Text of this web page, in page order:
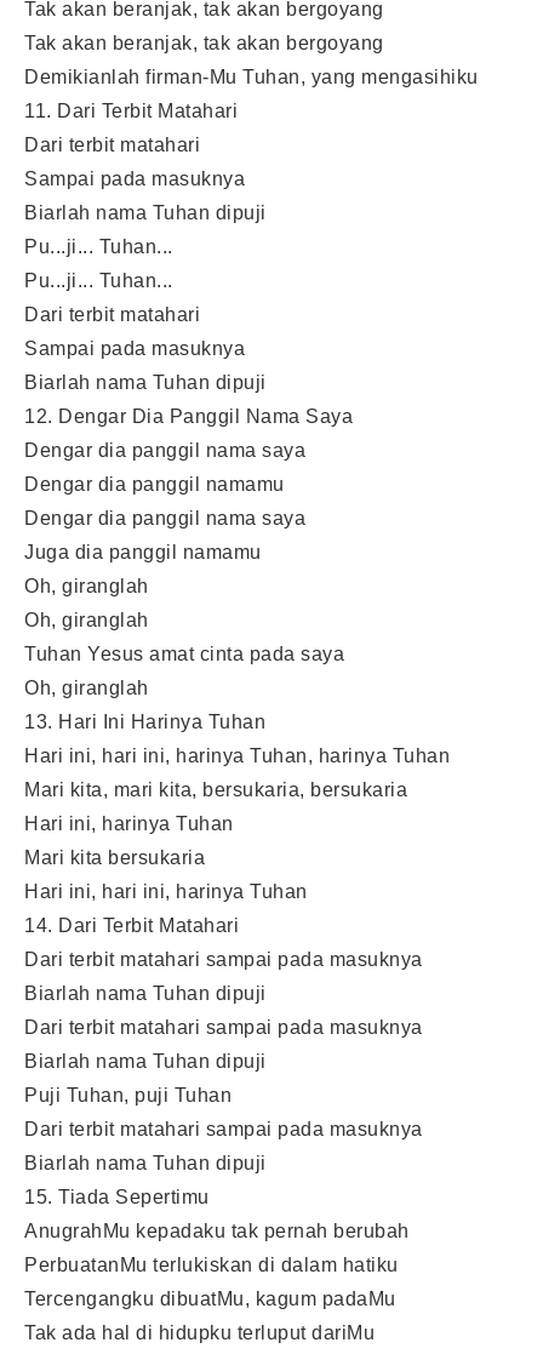
Tak akan beranjak, tak akan bergoyang
Tak akan beranjak, tak akan bergoyang
Demikianlah firman-Mu Tuhan, yang mengasihiku
11. Dari Terbit Matahari
Dari terbit matahari
Sampai pada masuknya
Biarlah nama Tuhan dipuji
Pu...ji... Tuhan...
Pu...ji... Tuhan...
Dari terbit matahari
Sampai pada masuknya
Biarlah nama Tuhan dipuji
12. Dengar Dia Panggil Nama Saya
Dengar dia panggil nama saya
Dengar dia panggil namamu
Dengar dia panggil nama saya
Juga dia panggil namamu
Oh, giranglah
Oh, giranglah
Tuhan Yesus amat cinta pada saya
Oh, giranglah
13. Hari Ini Harinya Tuhan
Hari ini, hari ini, harinya Tuhan, harinya Tuhan
Mari kita, mari kita, bersukaria, bersukaria
Hari ini, harinya Tuhan
Mari kita bersukaria
Hari ini, hari ini, harinya Tuhan
14. Dari Terbit Matahari
Dari terbit matahari sampai pada masuknya
Biarlah nama Tuhan dipuji
Dari terbit matahari sampai pada masuknya
Biarlah nama Tuhan dipuji
Puji Tuhan, puji Tuhan
Dari terbit matahari sampai pada masuknya
Biarlah nama Tuhan dipuji
15. Tiada Sepertimu
AnugrahMu kepadaku tak pernah berubah
PerbuatanMu terlukiskan di dalam hatiku
Tercengangku dibuatMu, kagum padaMu
Tak ada hal di hidupku terluput dariMu